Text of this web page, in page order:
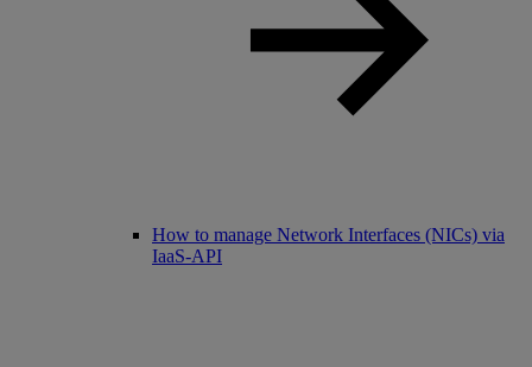
How to manage Network Interfaces (NICs) via
IaaS-API